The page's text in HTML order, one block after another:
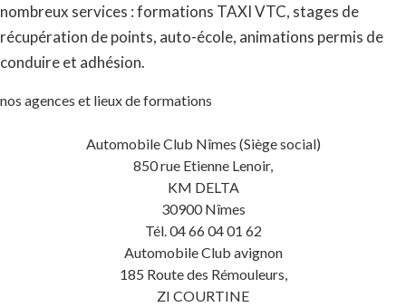
nombreux services : formations TAXI VTC, stages de
récupération de points, auto-école, animations permis de
conduire et adhésion.
nos agences et lieux de formations
Automobile Club Nîmes (Siège social)
850 rue Etienne Lenoir,
KM DELTA
30900 Nîmes
Tél. 04 66 04 01 62
Automobile Club avignon
185 Route des Rémouleurs,
ZI COURTINE